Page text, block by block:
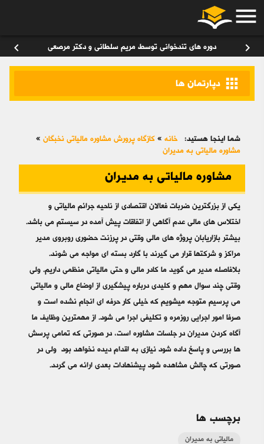
menu
chevron_right دوره های تندخوانی توسط مریم سلطانی و دکتر مرصعی chevron_left
apps دپارتمان ها
شما اینجا هستید: خانه » کازگاه پرورش مشاوره مالیاتی نخبگان »
مشاوره مالیاتی به مدیران
مشاوره مالیاتی به مدیران
یکی از بزرگترین ضربات فعالان اقتصادی از ناحیه جرائم مالیاتی و
اختلاس های مالی عدم آگاهی از اتفاقات پیش آمده در سیستم می باشد.
بیشتر بازاریابان پروژه های مالی وقتی در پرزنت حضوری روبروی مدیر
مراکز و شرکتها قرار می گیرند با گارد بسته ای مواجه می شوند.
بلافاصله مدیر می گوید ما کادر مالی و حتی مالیاتی منظمی داریم. ولی
وقتی چند سوال مهم و کلیدی درباره پیشگیری از اوضاع مالی و مالیاتی
می پرسیم متوجه میشویم که خیلی کار حرفه ای انجام نشده است و
صرفا امور اجرایی روزمره و تکلیفی اجرا می شود. از مهمترین وظایف ما
آگاه کردن مدیران در جلسات مشاوره است، در صورتی که تمامی پرسش
ها بررسی و پاسخ داده شود نیازی به اقدام دیده نخواهد بود ولی در
صورتی که چالش مشاهده شود پیشنهادات بعدی ارائه می گردد.
برچسب ها
مالیاتی به مدیران